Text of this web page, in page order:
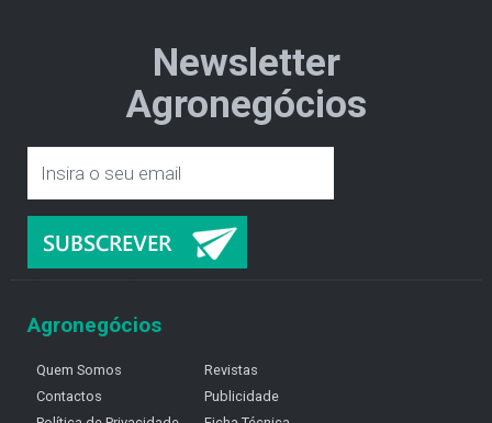
Newsletter
Agronegócios
Agronegócios
Quem Somos
Contactos
Revistas
Publicidade